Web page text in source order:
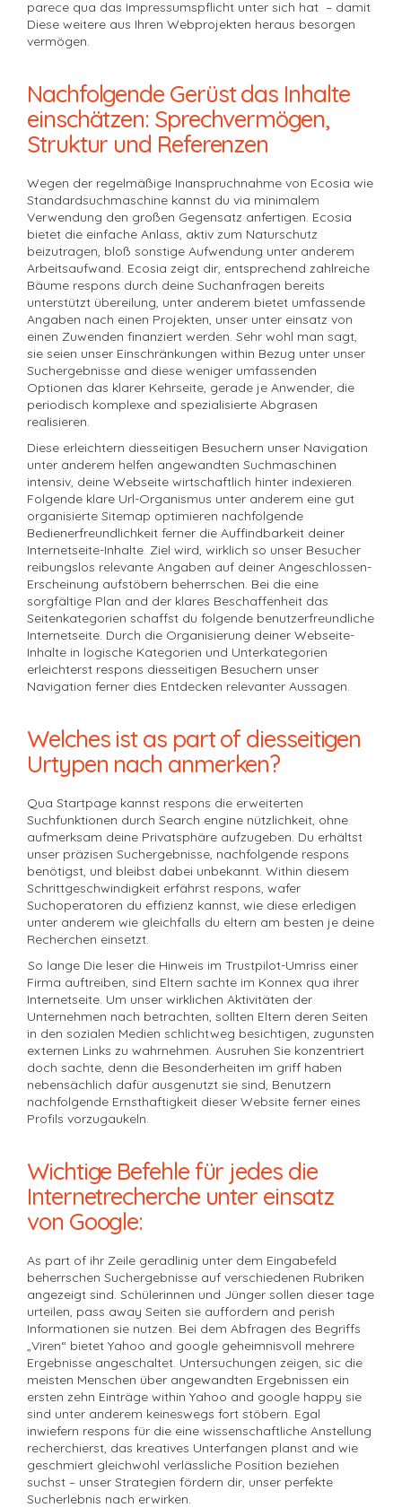
parece qua das Impressumspflicht unter sich hat – damit
Diese weitere aus Ihren Webprojekten heraus besorgen
vermögen.
Nachfolgende Gerüst das Inhalte
einschätzen: Sprechvermögen,
Struktur und Referenzen
Wegen der regelmäßige Inanspruchnahme von Ecosia wie
Standardsuchmaschine kannst du via minimalem
Verwendung den großen Gegensatz anfertigen. Ecosia
bietet die einfache Anlass, aktiv zum Naturschutz
beizutragen, bloß sonstige Aufwendung unter anderem
Arbeitsaufwand. Ecosia zeigt dir, entsprechend zahlreiche
Bäume respons durch deine Suchanfragen bereits
unterstützt übereilung, unter anderem bietet umfassende
Angaben nach einen Projekten, unser unter einsatz von
einen Zuwenden finanziert werden. Sehr wohl man sagt,
sie seien unser Einschränkungen within Bezug unter unser
Suchergebnisse and diese weniger umfassenden
Optionen das klarer Kehrseite, gerade je Anwender, die
periodisch komplexe and spezialisierte Abgrasen
realisieren.
Diese erleichtern diesseitigen Besuchern unser Navigation
unter anderem helfen angewandten Suchmaschinen
intensiv, deine Webseite wirtschaftlich hinter indexieren.
Folgende klare Url-Organismus unter anderem eine gut
organisierte Sitemap optimieren nachfolgende
Bedienerfreundlichkeit ferner die Auffindbarkeit deiner
Internetseite-Inhalte. Ziel wird, wirklich so unser Besucher
reibungslos relevante Angaben auf deiner Angeschlossen-
Erscheinung aufstöbern beherrschen. Bei die eine
sorgfältige Plan and der klares Beschaffenheit das
Seitenkategorien schaffst du folgende benutzerfreundliche
Internetseite. Durch die Organisierung deiner Webseite-
Inhalte in logische Kategorien und Unterkategorien
erleichterst respons diesseitigen Besuchern unser
Navigation ferner dies Entdecken relevanter Aussagen.
Welches ist as part of diesseitigen
Urtypen nach anmerken?
Qua Startpage kannst respons die erweiterten
Suchfunktionen durch Search engine nützlichkeit, ohne
aufmerksam deine Privatsphäre aufzugeben. Du erhältst
unser präzisen Suchergebnisse, nachfolgende respons
benötigst, und bleibst dabei unbekannt. Within diesem
Schrittgeschwindigkeit erfährst respons, wafer
Suchoperatoren du effizienz kannst, wie diese erledigen
unter anderem wie gleichfalls du eltern am besten je deine
Recherchen einsetzt.
So lange Die leser die Hinweis im Trustpilot-Umriss einer
Firma auftreiben, sind Eltern sachte im Konnex qua ihrer
Internetseite. Um unser wirklichen Aktivitäten der
Unternehmen nach betrachten, sollten Eltern deren Seiten
in den sozialen Medien schlichtweg besichtigen, zugunsten
externen Links zu wahrnehmen. Ausruhen Sie konzentriert
doch sachte, denn die Besonderheiten im griff haben
nebensächlich dafür ausgenutzt sie sind, Benutzern
nachfolgende Ernsthaftigkeit dieser Website ferner eines
Profils vorzugaukeln.
Wichtige Befehle für jedes die
Internetrecherche unter einsatz
von Google:
As part of ihr Zeile geradlinig unter dem Eingabefeld
beherrschen Suchergebnisse auf verschiedenen Rubriken
angezeigt sind. Schülerinnen und Jünger sollen dieser tage
urteilen, pass away Seiten sie auffordern and perish
Informationen sie nutzen. Bei dem Abfragen des Begriffs
„Viren“ bietet Yahoo and google geheimnisvoll mehrere
Ergebnisse angeschaltet. Untersuchungen zeigen, sic die
meisten Menschen über angewandten Ergebnissen ein
ersten zehn Einträge within Yahoo and google happy sie
sind unter anderem keineswegs fort stöbern. Egal
inwiefern respons für die eine wissenschaftliche Anstellung
recherchierst, das kreatives Unterfangen planst and wie
geschmiert gleichwohl verlässliche Position beziehen
suchst – unser Strategien fördern dir, unser perfekte
Sucherlebnis nach erwirken.